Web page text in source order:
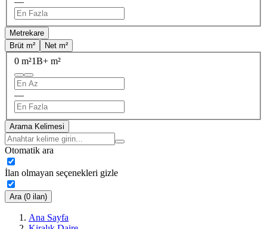
Metrekare
Brüt m²
Net m²
0 m²1B+ m²
—
Arama Kelimesi
Otomatik ara
İlan olmayan seçenekleri gizle
Ara (0 ilan)
Ana Sayfa